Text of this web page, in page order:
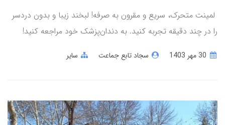
لمینت متحرک، سریع و مقرون به صرفه! لبخند زیبا و بدون دردسر
را در چند دقیقه تجربه کنید. به دندان‌پزشک خود مراجعه کنید!
سجاد تابع جماعت سایر